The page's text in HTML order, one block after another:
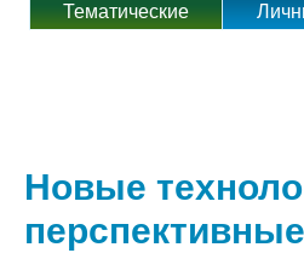
Тематические
Новые